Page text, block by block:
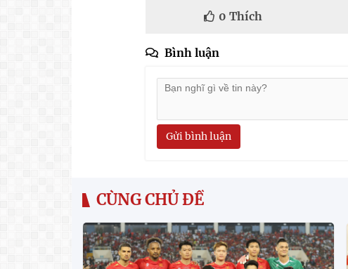
0 Thích
Bình luận
Gửi bình luận
CÙNG CHỦ ĐỀ